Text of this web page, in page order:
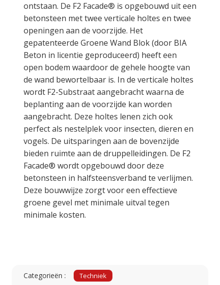
ontstaan. De F2 Facade® is opgebouwd uit een
betonsteen met twee verticale holtes en twee
openingen aan de voorzijde. Het
gepatenteerde Groene Wand Blok (door BIA
Beton in licentie geproduceerd) heeft een
open bodem waardoor de gehele hoogte van
de wand bewortelbaar is. In de verticale holtes
wordt F2-Substraat aangebracht waarna de
beplanting aan de voorzijde kan worden
aangebracht. Deze holtes lenen zich ook
perfect als nestelplek voor insecten, dieren en
vogels. De uitsparingen aan de bovenzijde
bieden ruimte aan de druppelleidingen. De F2
Facade® wordt opgebouwd door deze
betonsteen in halfsteensverband te verlijmen.
Deze bouwwijze zorgt voor een effectieve
groene gevel met minimale uitval tegen
minimale kosten.
Categorieën : Techniek